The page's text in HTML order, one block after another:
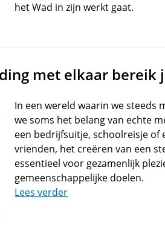
het Wad in zijn werkt gaat.
met elkaar bereik
In een wereld waarin we steeds
we soms het belang van echte
een bedrijfsuitje, schoolreisje
vrienden, het creëren van een
essentieel voor gezamenlijk
gemeenschappelijke doelen.
Lees verder